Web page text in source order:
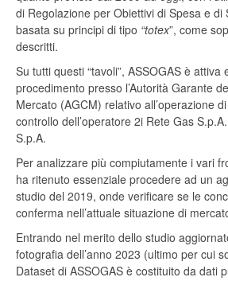
di Regolazione per Obiettivi di Spesa e di
basata su principi di tipo “totex”, come
descritti.
Su tutti questi “tavoli”, ASSOGAS è attiva
procedimento presso l’Autorità Garante
Mercato (AGCM) relativo all’operazione
controllo dell’operatore 2i Rete Gas
S.p.A.
Per analizzare più compiutamente i vari
ha ritenuto essenziale procedere ad un
studio del 2019, onde verificare se le
conferma nell’attuale situazione di
Entrando nel merito dello studio
fotografia dell’anno 2023 (ultimo per cui
Dataset di ASSOGAS è costituito da dati